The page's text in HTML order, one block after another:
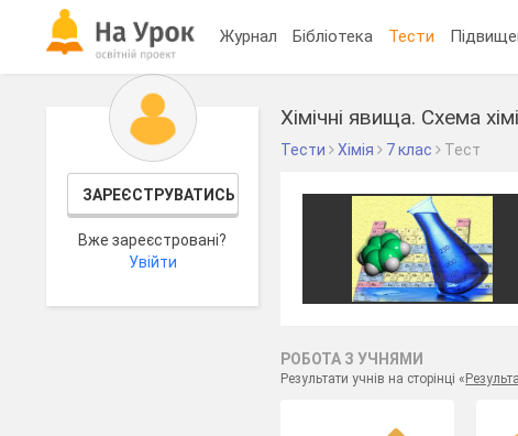
Журнал Бібліотека Тести
ЗАРЕЄСТРУВАТИСЬ
Вже зареєстровані?
Увійти
Хімічні явища. Схема
Тести Хімія 7 клас Тест
РОБОТА З УЧНЯМИ
Результати учнів на сторінці «